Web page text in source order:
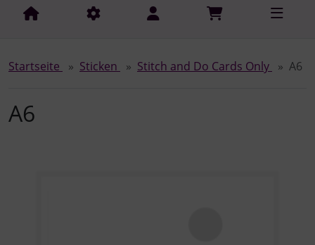
Startseite Sticken Stitch and Do Cards Only A6
A6